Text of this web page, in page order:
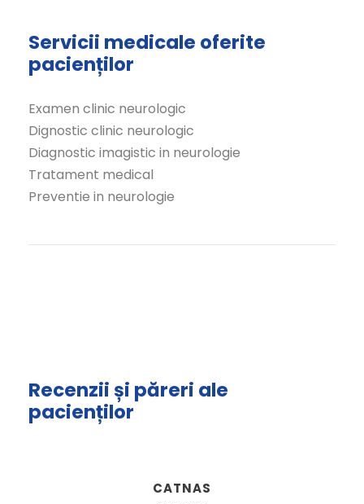
Servicii medicale oferite
pacienților
Examen clinic neurologic
Dignostic clinic neurologic
Diagnostic imagistic in neurologie
Tratament medical
Preventie in neurologie
Recenzii și păreri ale
pacienților
CATNAS